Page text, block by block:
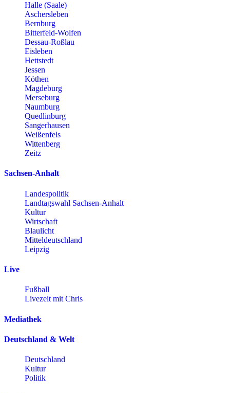
Halle (Saale)
Aschersleben
Bernburg
Bitterfeld-Wolfen
Dessau-Roßlau
Eisleben
Hettstedt
Jessen
Köthen
Magdeburg
Merseburg
Naumburg
Quedlinburg
Sangerhausen
Weißenfels
Wittenberg
Zeitz
Sachsen-Anhalt
Landespolitik
Landtagswahl Sachsen-Anhalt
Kultur
Wirtschaft
Blaulicht
Mitteldeutschland
Leipzig
Live
Fußball
Livezeit mit Chris
Mediathek
Deutschland & Welt
Deutschland
Kultur
Politik